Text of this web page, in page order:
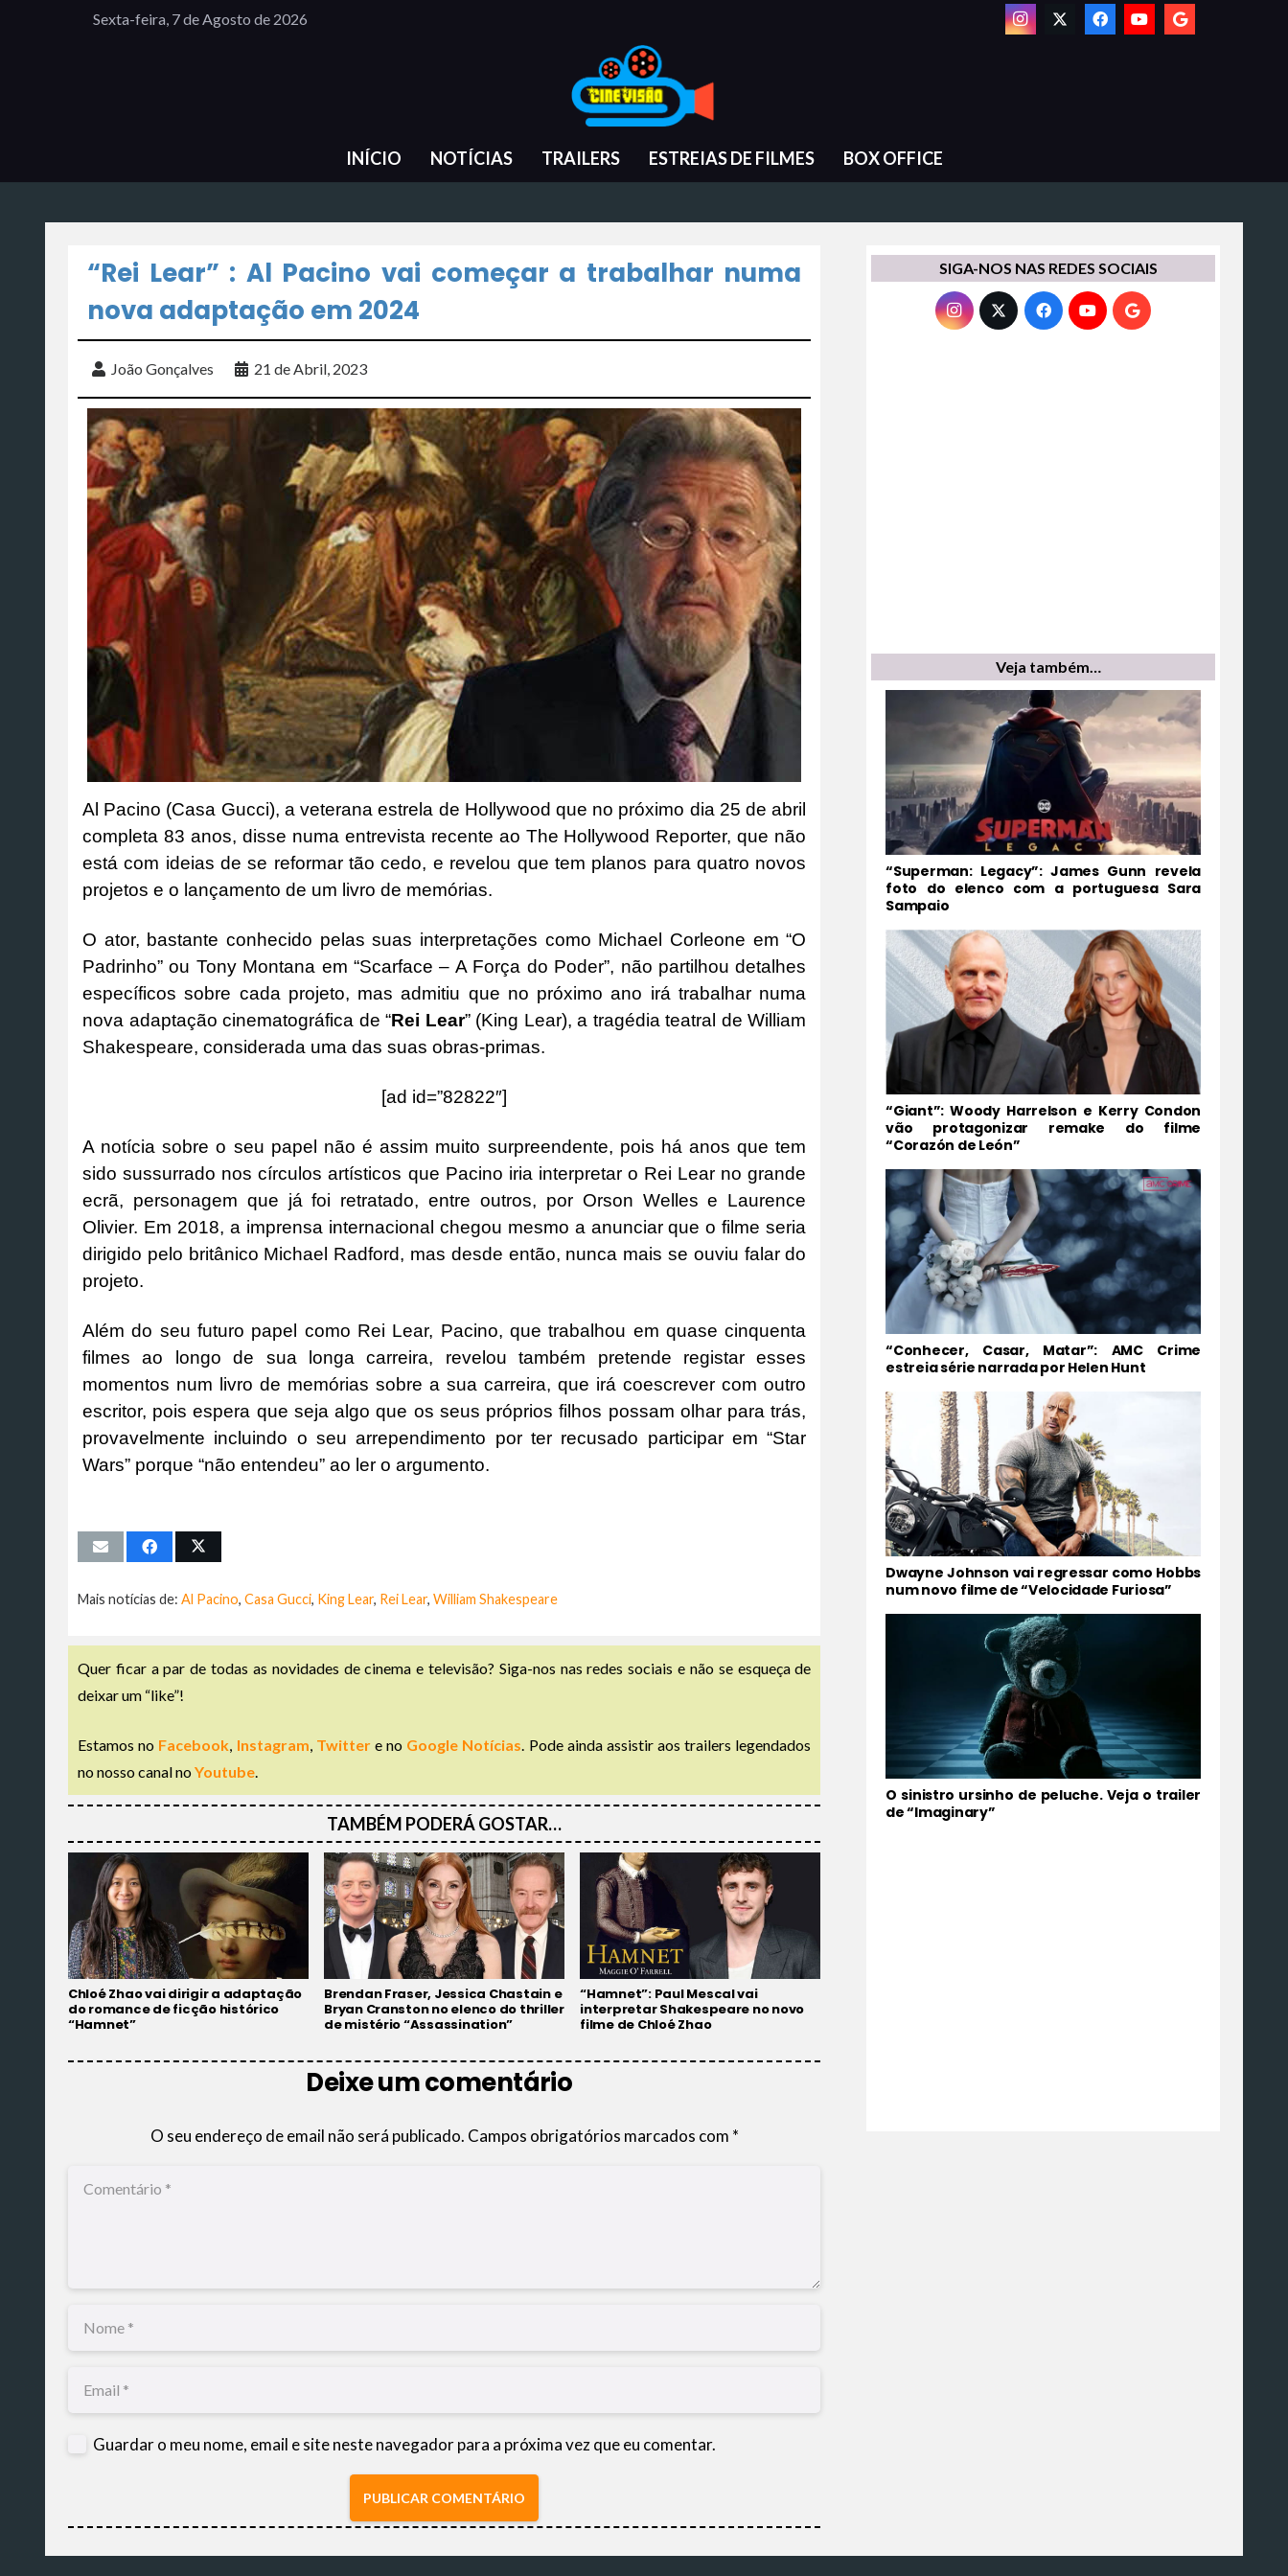
Sexta-feira, 7 de Agosto de 2026
INÍCIO NOTÍCIAS TRAILERS ESTREIAS DE FILMES BOX OFFICE
“Rei Lear” : Al Pacino vai começar a trabalhar numa
nova adaptação em 2024
João Gonçalves 21 de Abril, 2023
Al Pacino (Casa Gucci), a veterana estrela de Hollywood que no próximo dia 25 de abril
completa 83 anos, disse numa entrevista recente ao The Hollywood Reporter, que não
está com ideias de se reformar tão cedo, e revelou que tem planos para quatro novos
projetos e o lançamento de um livro de memórias.
O ator, bastante conhecido pelas suas interpretações como Michael Corleone em “O
Padrinho” ou Tony Montana em “Scarface – A Força do Poder”, não partilhou detalhes
específicos sobre cada projeto, mas admitiu que no próximo ano irá trabalhar numa
nova adaptação cinematográfica de “Rei Lear” (King Lear), a tragédia teatral de William
Shakespeare, considerada uma das suas obras-primas.
[ad id=”82822″]
A notícia sobre o seu papel não é assim muito surpreendente, pois há anos que tem
sido sussurrado nos círculos artísticos que Pacino iria interpretar o Rei Lear no grande
ecrã, personagem que já foi retratado, entre outros, por Orson Welles e Laurence
Olivier. Em 2018, a imprensa internacional chegou mesmo a anunciar que o filme seria
dirigido pelo britânico Michael Radford, mas desde então, nunca mais se ouviu falar do
projeto.
Além do seu futuro papel como Rei Lear, Pacino, que trabalhou em quase cinquenta
filmes ao longo de sua longa carreira, revelou também pretende registar esses
momentos num livro de memórias sobre a sua carreira, que irá coescrever com outro
escritor, pois espera que seja algo que os seus próprios filhos possam olhar para trás,
provavelmente incluindo o seu arrependimento por ter recusado participar em “Star
Wars” porque “não entendeu” ao ler o argumento.
Mais notícias de: Al Pacino, Casa Gucci, King Lear, Rei Lear, William Shakespeare
Quer ficar a par de todas as novidades de cinema e televisão? Siga-nos nas redes sociais e não se esqueça de
deixar um “like”!
Estamos no Facebook, Instagram, Twittere no Google Notícias. Pode ainda assistir aos trailers legendados
no nosso canal noYoutube.
TAMBÉM PODERÁ GOSTAR…
Chloé Zhao vai dirigir a adaptação
do romance de ficção histórico
“Hamnet”
Brendan Fraser, Jessica Chastain e
Bryan Cranston no elenco do thriller
de mistério “Assassination”
“Hamnet”: Paul Mescal vai
interpretar Shakespeare no novo
filme de Chloé Zhao
Deixe um comentário
O seu endereço de email não será publicado. Campos obrigatórios marcados com *
Guardar o meu nome, email e site neste navegador para a próxima vez que eu comentar.
PUBLICAR COMENTÁRIO
SIGA-NOS NAS REDES SOCIAIS
Veja também…
“Superman: Legacy”: James Gunn revela
foto do elenco com a portuguesa Sara
Sampaio
“Giant”: Woody Harrelson e Kerry Condon
vão protagonizar remake do filme
“Corazón de León”
“Conhecer, Casar, Matar”: AMC Crime
estreia série narrada por Helen Hunt
Dwayne Johnson vai regressar como Hobbs
num novo filme de “Velocidade Furiosa”
O sinistro ursinho de peluche. Veja o trailer
de “Imaginary”